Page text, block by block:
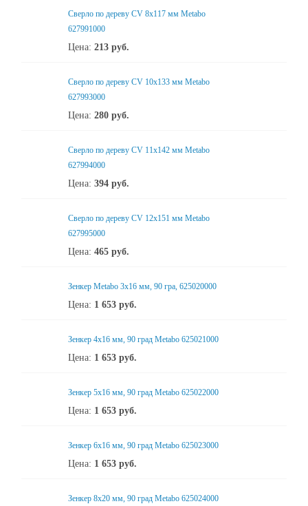
Сверло по дереву CV 8x117 мм Metabo
627991000
Цена: 213 руб.
Сверло по дереву CV 10х133 мм Metabo
627993000
Цена: 280 руб.
Сверло по дереву CV 11x142 мм Metabo
627994000
Цена: 394 руб.
Сверло по дереву CV 12x151 мм Metabo
627995000
Цена: 465 руб.
Зенкер Metabo 3x16 мм, 90 гра, 625020000
Цена: 1 653 руб.
Зенкер 4x16 мм, 90 град Metabo 625021000
Цена: 1 653 руб.
Зенкер 5x16 мм, 90 град Metabo 625022000
Цена: 1 653 руб.
Зенкер 6x16 мм, 90 град Metabo 625023000
Цена: 1 653 руб.
Зенкер 8x20 мм, 90 град Metabo 625024000